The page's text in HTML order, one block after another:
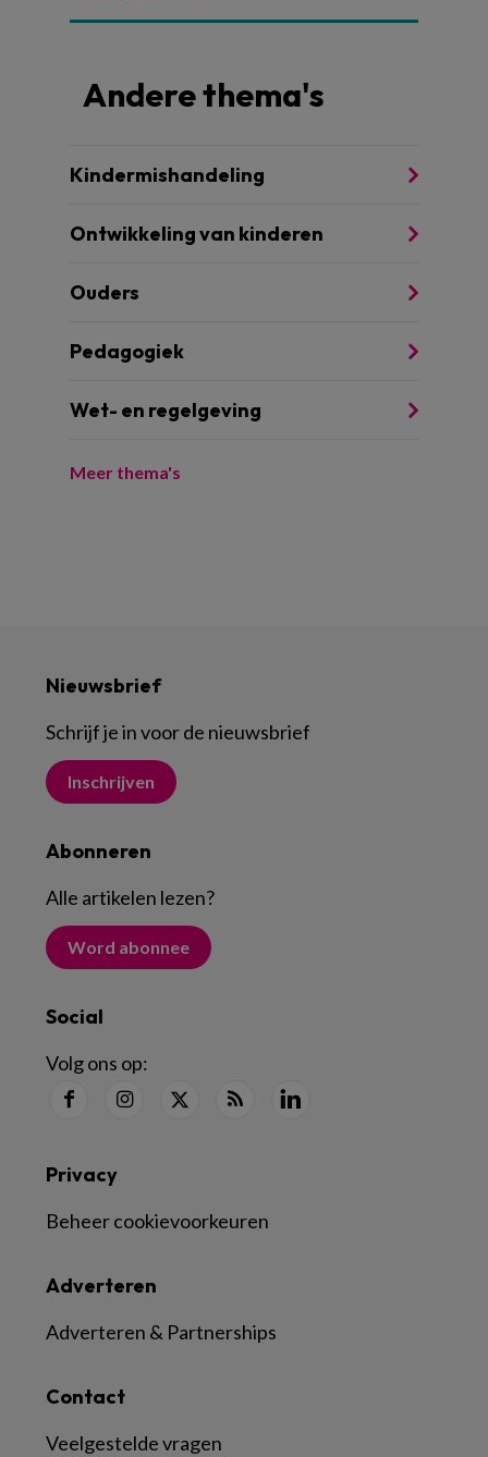
Andere thema's
Kindermishandeling
Ontwikkeling van kinderen
Ouders
Pedagogiek
Wet- en regelgeving
Meer thema's
Nieuwsbrief
Schrijf je in voor de nieuwsbrief
Inschrijven
Abonneren
Alle artikelen lezen?
Word abonnee
Social
Volg ons op:
Contact
Veelgestelde vragen
Adverteren
Adverteren & Partnerships
Privacy
Beheer cookievoorkeuren